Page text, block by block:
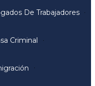
De Trabajadores
Criminal